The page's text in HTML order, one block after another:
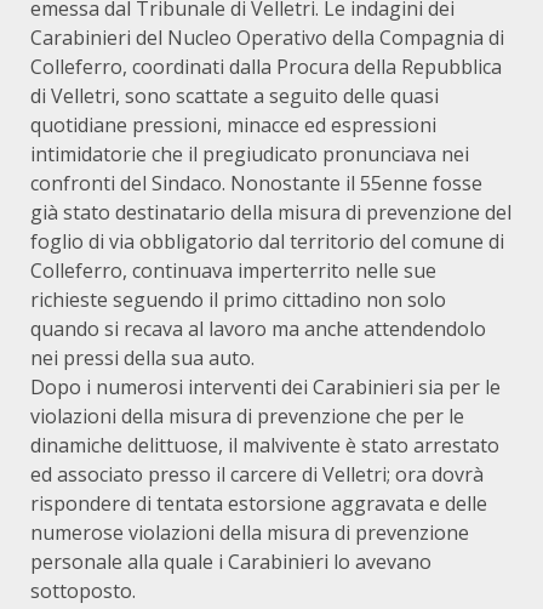
emessa dal Tribunale di Velletri. Le indagini dei
Carabinieri del Nucleo Operativo della Compagnia di
Colleferro, coordinati dalla Procura della Repubblica
di Velletri, sono scattate a seguito delle quasi
quotidiane pressioni, minacce ed espressioni
intimidatorie che il pregiudicato pronunciava nei
confronti del Sindaco. Nonostante il 55enne fosse
già stato destinatario della misura di prevenzione del
foglio di via obbligatorio dal territorio del comune di
Colleferro, continuava imperterrito nelle sue
richieste seguendo il primo cittadino non solo
quando si recava al lavoro ma anche attendendolo
nei pressi della sua auto.
Dopo i numerosi interventi dei Carabinieri sia per le
violazioni della misura di prevenzione che per le
dinamiche delittuose, il malvivente è stato arrestato
ed associato presso il carcere di Velletri; ora dovrà
rispondere di tentata estorsione aggravata e delle
numerose violazioni della misura di prevenzione
personale alla quale i Carabinieri lo avevano
sottoposto.